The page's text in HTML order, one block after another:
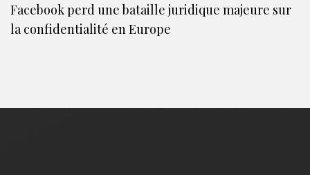
Facebook perd une bataille juridique majeure sur
la confidentialité en Europe